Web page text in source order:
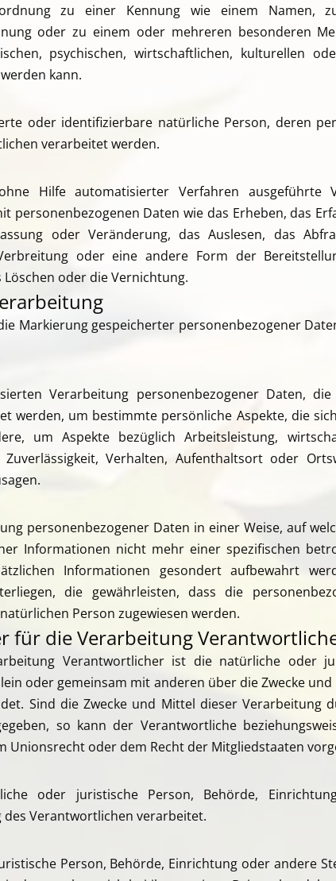
zu einer Kennung wie einem Namen,
oder zu einem oder mehreren besonderen
psychischen, wirtschaftlichen, kulturellen
kann.
oder identifizierbare natürliche Person, deren
verarbeitet werden.
Hilfe automatisierter Verfahren ausgeführte
personenbezogenen Daten wie das Erheben, das
oder Veränderung, das Auslesen, das
oder eine andere Form der
oder die Vernichtung.
Markierung gespeicherter personenbezogener
Verarbeitung personenbezogener Daten,
werden, um bestimmte persönliche Aspekte, die
um Aspekte bezüglich Arbeitsleistung,
Verhalten, Aufenthaltsort oder
personenbezogener Daten in einer Weise, auf
Informationen nicht mehr einer spezifischen
Informationen gesondert aufbewahrt
die gewährleisten, dass die
Person zugewiesen werden.
die Verarbeitung
Verantwortlicher ist die natürliche oder
oder gemeinsam mit anderen über die Zwecke
Sind die Zwecke und Mittel dieser Verarbeitung
so kann der Verantwortliche
Unionsrecht oder dem Recht der Mitgliedstaaten
oder juristische Person, Behörde,
Verantwortlichen verarbeitet.
Person, Behörde, Einrichtung oder andere